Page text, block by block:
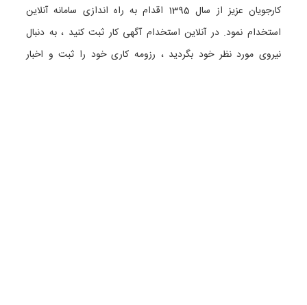
کارجویان عزیز از سال 1395 اقدام به راه اندازی سامانه آنلاین
استخدام نمود. در آنلاین استخدام آگهی کار ثبت کنید ، به دنبال
نیروی مورد نظر خود بگردید ، رزومه کاری خود را ثبت و اخبار